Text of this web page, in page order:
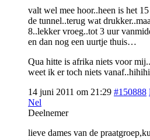
valt wel mee hoor..heen is het
de tunnel..terug wat
8..lekker vroeg..tot 3 uur
en dan nog een uurtje thuis…
Qua hitte is afrika niets voor
weet ik er toch niets
14 juni 2011 om 21:29 #150888
Nel
Deelnemer
lieve dames van de